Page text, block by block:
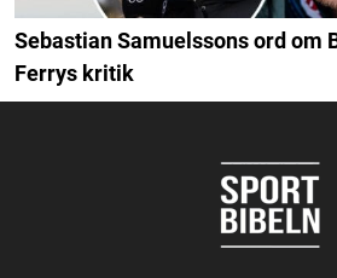
Sebastian Samuelssons ord om
Ferrys kritik